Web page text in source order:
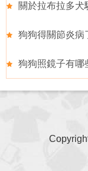
關於拉布拉多犬
狗狗得關節炎病
狗狗照鏡子有哪